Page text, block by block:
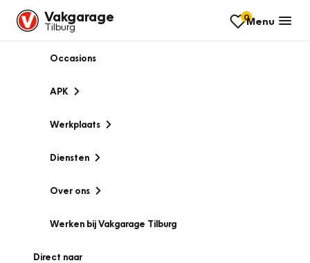
Vakgarage
Tilburg
0Menu
Occasions
APK
Werkplaats
Diensten
Over ons
Werken bij Vakgarage Tilburg
Direct naar